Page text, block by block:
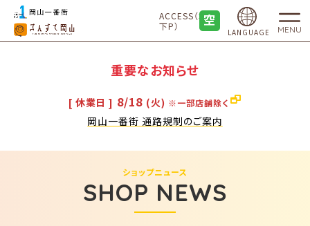
ACCESS（地
下P）
LANGUAGE MENU
重要なお知らせ
[ 休業日 ] 8/18 (火) ※一部店舗除く
岡山一番街 通路規制のご案内
SHOP NEWS
ショップニュース